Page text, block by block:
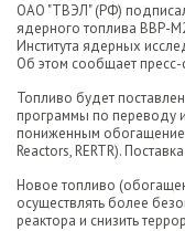
ОАО "ТВЭЛ" (РФ)
ядерного топлива ВВР-
Института ядерных
Об этом сообщает
Топливо будет
программы по переводу
пониженным
Reactors, RERTR).
Новое топливо
осуществлять более
реактора и снизить